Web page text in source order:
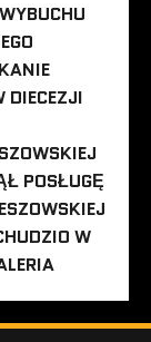
DIECEZJI
POSŁUGĘ
W